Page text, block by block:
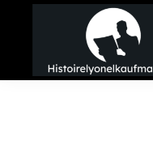
principal
barreHistoire